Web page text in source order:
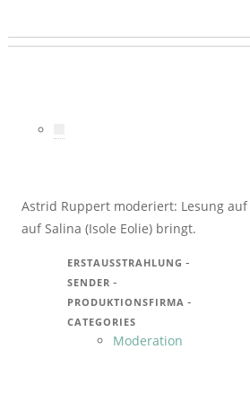
Astrid Ruppert moderiert: Lesung
auf Salina (Isole Eolie) bringt.
ERSTAUSSTRAHLUNG -
SENDER -
PRODUKTIONSFIRMA -
CATEGORIES
Moderation